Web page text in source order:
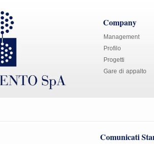
Company
Management
Profilo
Progetti
Gare di appalto
Comunicati